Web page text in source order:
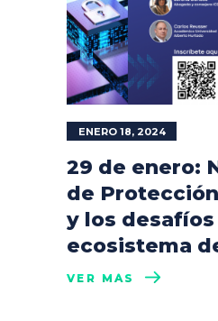
ENERO 18, 2024
29 de enero:
de
y los desafíos
ecosistema
VER MÁS